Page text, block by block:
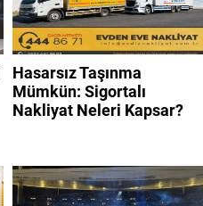
Hasarsız Taşınma
Mümkün: Sigortalı
Nakliyat Neleri Kapsar?